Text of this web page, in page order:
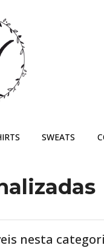
SWEATS
nesta